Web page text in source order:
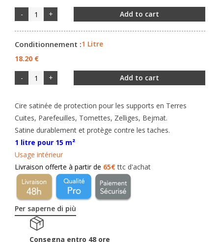
- + Add to cart
Conditionnement :1 Litre
18.20 €
- + Add to cart
Cire satinée de protection pour les supports en Terres
Cuites, Parefeuilles, Tomettes, Zelliges, Bejmat.
Satine durablement et protège contre les taches.
1 litre pour 15 m²
Usage intérieur
Livraison offerte à partir de 65€ ttc d'achat
Per saperne di più
Consegna entro 48 ore